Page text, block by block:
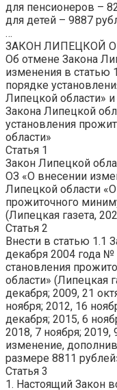
для пенсионеров –
для детей – 9887
…
ЗАКОН ЛИПЕЦКОЙ
Об отмене Закона
изменения в статью
порядке
Липецкой области»
Закона Липецкой
установления
области»
Статья 1
Закон Липецкой
ОЗ «О внесении
Липецкой области
прожиточного
(Липецкая газета,
Статья 2
Внести в статью 1.1
декабря 2004 года
становления
области» (Липецкая
декабря; 2009, 21
ноября; 2012, 16
декабря; 2015, 6
2018, 7 ноября; 2019,
изменение,
размере 8811 рублей
Статья 3
1. Настоящий Закон